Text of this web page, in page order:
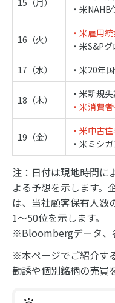
15（月）
・米NAHB
16（火）
・米雇用統
・米S&P
17（水）
・米20年
18（木）
・米新規
・米消費
19（金）
・米中古
・米ミシ
注：日付は現地時間に
よる予想を示します。
は、当社顧客保有人数
1～50位を示します。
※Bloombergデータ、
※本ページでご紹介す
勧誘や個別銘柄の売買